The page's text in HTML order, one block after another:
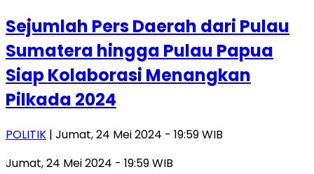
Sejumlah Pers Daerah dari Pulau
Sumatera hingga Pulau Papua
Siap Kolaborasi Menangkan
Pilkada 2024
POLITIK | Jumat, 24 Mei 2024 - 19:59 WIB
Jumat, 24 Mei 2024 - 19:59 WIB